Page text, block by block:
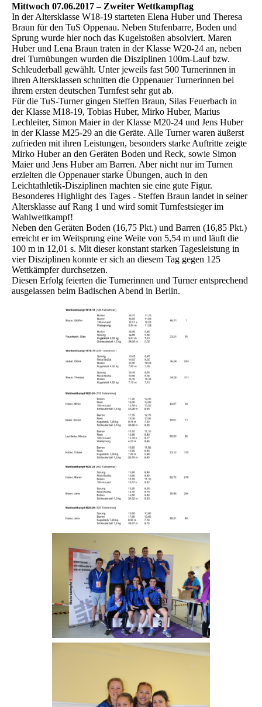
Mittwoch 07.06.2017 – Zweiter Wettkampftag
In der Altersklasse W18-19 starteten Elena Huber und Theresa
Braun für den TuS Oppenau. Neben Stufenbarre, Boden und
Sprung wurde hier noch das Kugelstoßen absolviert. Maren
Huber und Lena Braun traten in der Klasse W20-24 an, neben
drei Turnübungen wurden die Disziplinen 100m-Lauf bzw.
Schleuderball gewählt. Unter jeweils fast 500 Turnerinnen in
ihren Altersklassen schnitten die Oppenauer Turnerinnen bei
ihrem ersten deutschen Turnfest sehr gut ab.
Für die TuS-Turner gingen Steffen Braun, Silas Feuerbach in
der Klasse M18-19, Tobias Huber, Mirko Huber, Marius
Lechleiter, Simon Maier in der Klasse M20-24 und Jens Huber
in der Klasse M25-29 an die Geräte. Alle Turner waren äußerst
zufrieden mit ihren Leistungen, besonders starke Auftritte zeigte
Mirko Huber an den Geräten Boden und Reck, sowie Simon
Maier und Jens Huber am Barren. Aber nicht nur im Turnen
erzielten die Oppenauer starke Übungen, auch in den
Leichtathletik-Disziplinen machten sie eine gute Figur.
Besonderes Highlight des Tages - Steffen Braun landet in seiner
Altersklasse auf Rang 1 und wird somit Turnfestsieger im
Wahlwettkampf!
Neben den Geräten Boden (16,75 Pkt.) und Barren (16,85 Pkt.)
erreicht er im Weitsprung eine Weite von 5,54 m und läuft die
100 m in 12,01 s. Mit dieser konstant starken Tagesleistung in
vier Disziplinen konnte er sich an diesem Tag gegen 125
Wettkämpfer durchsetzen.
Diesen Erfolg feierten die Turnerinnen und Turner entsprechend
ausgelassen beim Badischen Abend in Berlin.